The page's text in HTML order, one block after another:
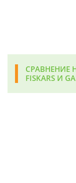
СРАВНЕНИЕ
FISKARS И